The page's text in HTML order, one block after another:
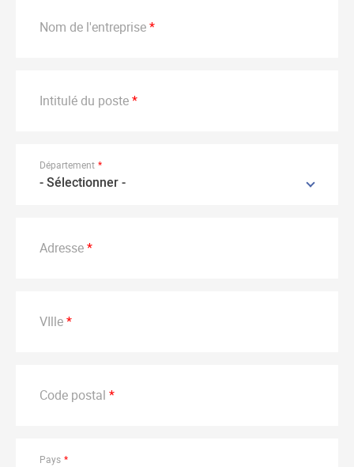
Nom de l'entreprise
Intitulé du poste
Département
- Sélectionner -
Adresse
VIlle
Code postal
Pays